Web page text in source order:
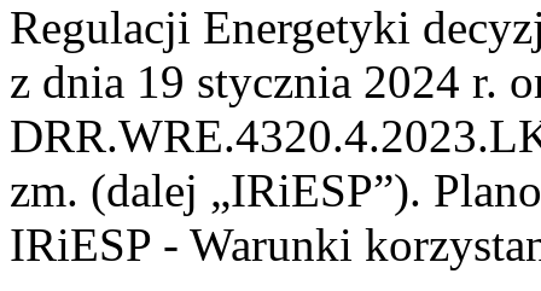
Regulacji Energetyki
z dnia 19 stycznia 2024 r.
zm. (dalej „IRiESP”).
IRiESP - Warunki